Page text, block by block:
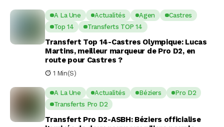
A La Une Actualités Agen
Castres
Top 14
Transferts TOP 14
Transfert Top 14-Castres Olympique: Lucas
Martins, meilleur marqueur de Pro D2, en
route pour Castres ?
1 Min(s)
A La Une Actualités Béziers
Pro D2
Transferts Pro D2
Transfert Pro D2-ASBH: Béziers officialise